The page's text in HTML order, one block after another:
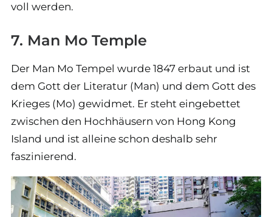
voll werden.
7. Man Mo Temple
Der Man Mo Tempel wurde 1847 erbaut und ist
dem Gott der Literatur (Man) und dem Gott des
Krieges (Mo) gewidmet. Er steht eingebettet
zwischen den Hochhäusern von Hong Kong
Island und ist alleine schon deshalb sehr
faszinierend.